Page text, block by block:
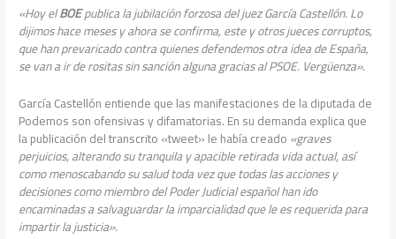
«Hoy elBOEpublica la jubilación forzosa del juez García Castellón. Lo
dijimos hace meses y ahora se confirma, este y otros jueces corruptos,
que han prevaricado contra quienes defendemos otra idea de España,
se van a ir de rositas sin sanción alguna gracias al PSOE. Vergüenza».
García Castellón entiende que las manifestaciones de la diputada de
Podemos son ofensivas y difamatorias. En su demanda explica que
la publicación del transcrito «tweet» le había creado«graves
perjuicios, alterando su tranquila y apacible retirada vida actual, así
como menoscabando su salud toda vez que todas las acciones y
decisiones como miembro del Poder Judicial español han ido
encaminadas a salvaguardar la imparcialidad que le es requerida para
impartir la justicia».